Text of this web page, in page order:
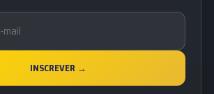
INSCREVER →